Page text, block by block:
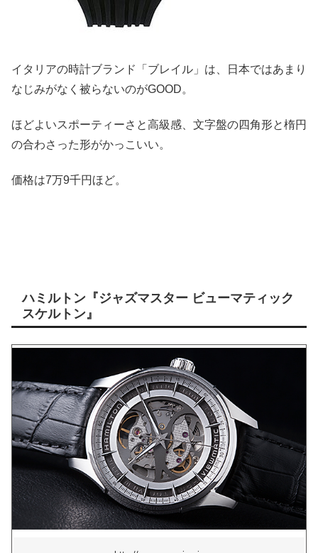
イタリアの時計ブランド「ブレイル」は、日本ではあまり
なじみがなく被らないのがGOOD。
ほどよいスポーティーさと高級感、文字盤の四角形と楕円
の合わさった形がかっこいい。
価格は7万9千円ほど。
ハミルトン『ジャズマスター ビューマティック
スケルトン』